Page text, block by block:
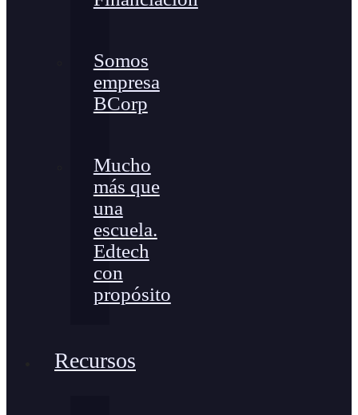
Somos
empresa
BCorp
Mucho
más que
una
escuela.
Edtech
con
propósito
Recursos